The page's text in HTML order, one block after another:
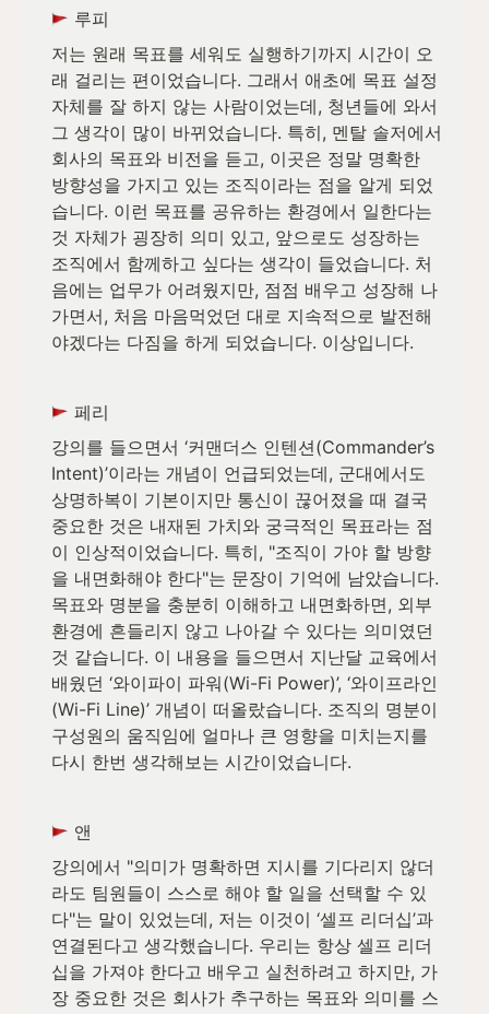
루피
저는 원래 목표를 세워도 실행하기까지 시간이 오
래 걸리는 편이었습니다. 그래서 애초에 목표 설정
자체를 잘 하지 않는 사람이었는데, 청년들에 와서
그 생각이 많이 바뀌었습니다. 특히, 멘탈 솔저에서
회사의 목표와 비전을 듣고, 이곳은 정말 명확한
방향성을 가지고 있는 조직이라는 점을 알게 되었
습니다. 이런 목표를 공유하는 환경에서 일한다는
것 자체가 굉장히 의미 있고, 앞으로도 성장하는
조직에서 함께하고 싶다는 생각이 들었습니다. 처
음에는 업무가 어려웠지만, 점점 배우고 성장해 나
가면서, 처음 마음먹었던 대로 지속적으로 발전해
야겠다는 다짐을 하게 되었습니다. 이상입니다.
페리
강의를 들으면서 ‘커맨더스 인텐션(Commander’s
Intent)’이라는 개념이 언급되었는데, 군대에서도
상명하복이 기본이지만 통신이 끊어졌을 때 결국
중요한 것은 내재된 가치와 궁극적인 목표라는 점
이 인상적이었습니다. 특히, "조직이 가야 할 방향
을 내면화해야 한다"는 문장이 기억에 남았습니다.
목표와 명분을 충분히 이해하고 내면화하면, 외부
환경에 흔들리지 않고 나아갈 수 있다는 의미였던
것 같습니다. 이 내용을 들으면서 지난달 교육에서
배웠던 ‘와이파이 파워(Wi-Fi Power)’, ‘와이프라인
(Wi-Fi Line)’ 개념이 떠올랐습니다. 조직의 명분이
구성원의 움직임에 얼마나 큰 영향을 미치는지를
다시 한번 생각해보는 시간이었습니다.
앤
강의에서 "의미가 명확하면 지시를 기다리지 않더
라도 팀원들이 스스로 해야 할 일을 선택할 수 있
다"는 말이 있었는데, 저는 이것이 ‘셀프 리더십’과
연결된다고 생각했습니다. 우리는 항상 셀프 리더
십을 가져야 한다고 배우고 실천하려고 하지만, 가
장 중요한 것은 회사가 추구하는 목표와 의미를 스